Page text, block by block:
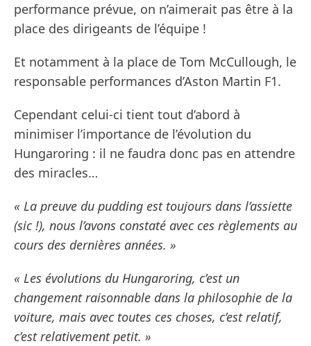
performance prévue, on n’aimerait pas être à la
place des dirigeants de l’équipe !
Et notamment à la place de Tom McCullough, le
responsable performances d’Aston Martin F1.
Cependant celui-ci tient tout d’abord à
minimiser l’importance de l’évolution du
Hungaroring : il ne faudra donc pas en attendre
des miracles…
« La preuve du pudding est toujours dans l’assiette
(sic !), nous l’avons constaté avec ces règlements au
cours des dernières années. »
« Les évolutions du Hungaroring, c’est un
changement raisonnable dans la philosophie de la
voiture, mais avec toutes ces choses, c’est relatif,
c’est relativement petit. »